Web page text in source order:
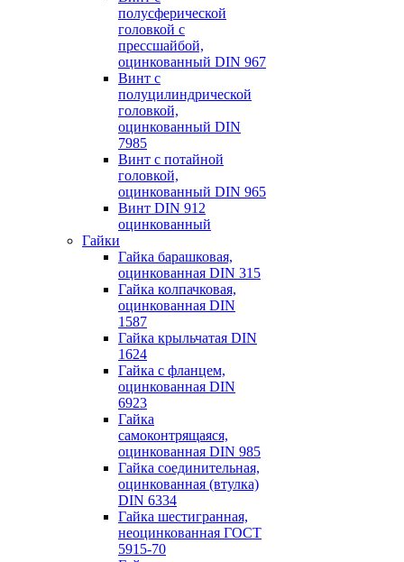
полусферической
головкой с
пресcшайбой,
оцинкованный DIN 967
Винт с
полуцилиндрической
головкой,
оцинкованный DIN
7985
Винт с потайной
головкой,
оцинкованный DIN 965
Винт DIN 912
оцинкованный
Гайки
Гайка барашковая,
оцинкованная DIN 315
Гайка колпачковая,
оцинкованная DIN
1587
Гайка крыльчатая DIN
1624
Гайка с фланцем,
оцинкованная DIN
6923
Гайка
самоконтрящаяся,
оцинкованная DIN 985
Гайка соединительная,
оцинкованная (втулка)
DIN 6334
Гайка шестигранная,
неоцинкованная ГОСТ
5915-70